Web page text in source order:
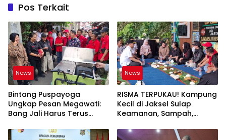
Pos Terkait
News
Bintang Puspayoga
Ungkap Pesan Megawati:
Bang Jali Harus Terus
Dikembangkan
News
RISMA TERPUKAU! Kampung
Kecil di Jaksel Sulap
Keamanan, Sampah,
Jadi Satu Sistem